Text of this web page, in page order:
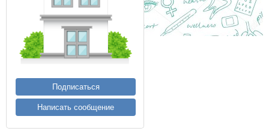
Подписаться
Написать сообщение